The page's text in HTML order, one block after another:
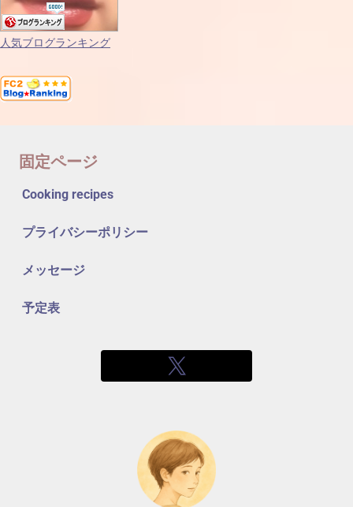
人気ブログランキング
固定ページ
Cooking recipes
プライバシーポリシー
メッセージ
予定表